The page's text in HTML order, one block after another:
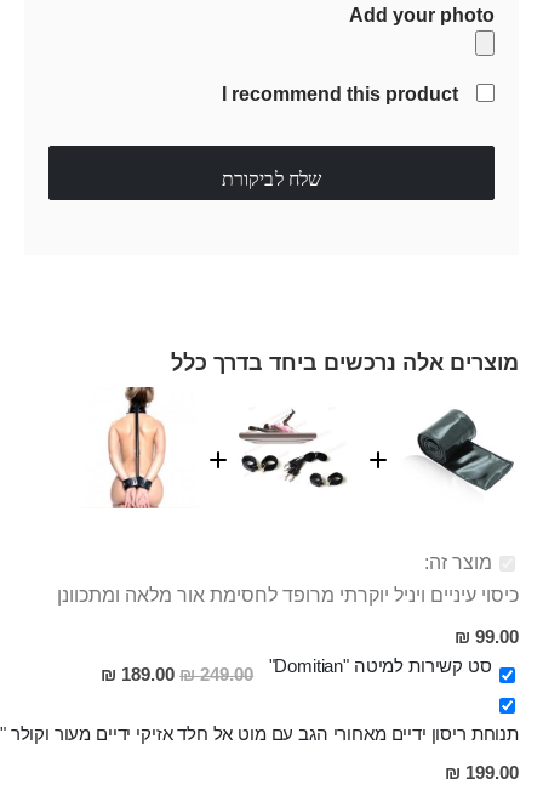
Add your photo
I recommend this product
שלח לביקורת
מוצרים אלה נרכשים ביחד בדרך כלל
מוצר זה:
כיסוי עיניים ויניל יוקרתי מרופד לחסימת אור מלאה ומתכוונן
99.00 ₪
סט קשירות למיטה "Domitian"
249.00 ₪
מחיר
189.00 ₪
תנוחת ריסון ידיים מאחורי הגב עם מוט אל חלד אזיקי ידיים מעור וקולר "MUT"
מחיר
199.00 ₪